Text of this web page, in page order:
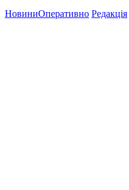
НовиниОперативно Редакція